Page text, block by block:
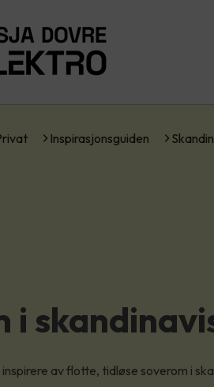
Inspirasjonsguiden
i
av flotte, tidløse soverom i